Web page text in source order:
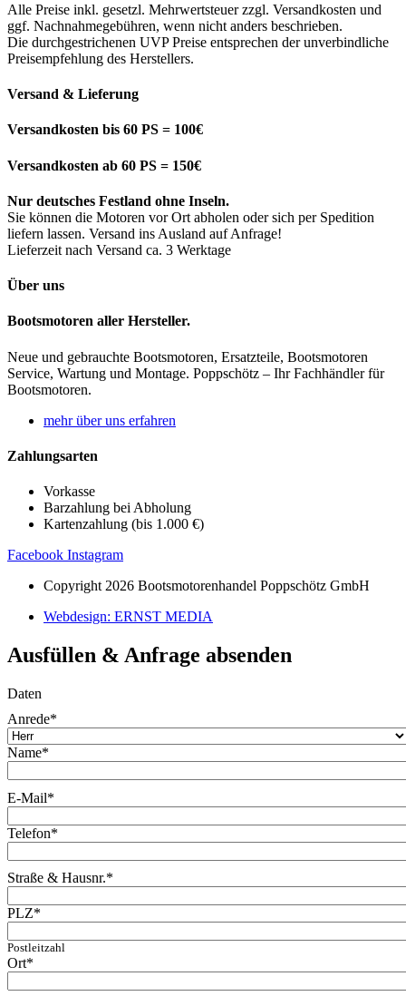
Alle Preise inkl. gesetzl. Mehrwertsteuer zzgl. Versandkosten und
ggf. Nachnahmegebühren, wenn nicht anders beschrieben.
Die durchgestrichenen UVP Preise entsprechen der unverbindliche
Preisempfehlung des Herstellers.
Versand & Lieferung
Versandkosten bis 60 PS = 100€
Versandkosten ab 60 PS = 150€
Nur deutsches Festland ohne Inseln.
Sie können die Motoren vor Ort abholen oder sich per Spedition
liefern lassen. Versand ins Ausland auf Anfrage!
Lieferzeit nach Versand ca. 3 Werktage
Über uns
Bootsmotoren aller Hersteller.
Neue und gebrauchte Bootsmotoren, Ersatzteile, Bootsmotoren
Service, Wartung und Montage. Poppschötz – Ihr Fachhändler für
Bootsmotoren.
mehr über uns erfahren
Zahlungsarten
Vorkasse
Barzahlung bei Abholung
Kartenzahlung (bis 1.000 €)
Facebook Instagram
Copyright 2026 Bootsmotorenhandel Poppschötz GmbH
Webdesign: ERNST MEDIA
Ausfüllen & Anfrage absenden
Daten
Anrede*
Name*
E-Mail*
Telefon*
Straße & Hausnr.*
PLZ*
Postleitzahl
Ort*